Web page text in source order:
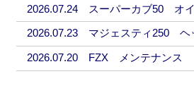
2026.07.24 スーパーカブ50 オ
2026.07.23 マジェスティ250 ヘ
2026.07.20 FZX メンテナンス